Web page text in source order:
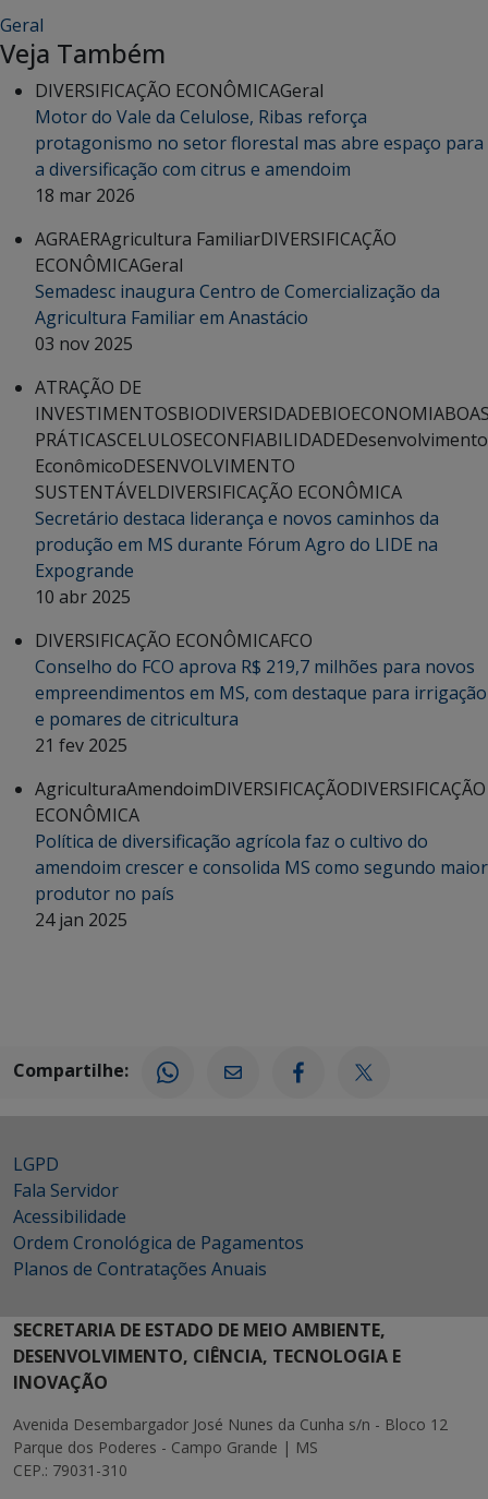
Geral
Veja Também
DIVERSIFICAÇÃO ECONÔMICAGeral
Motor do Vale da Celulose, Ribas reforça
protagonismo no setor florestal mas abre espaço para
a diversificação com citrus e amendoim
18 mar 2026
AGRAERAgricultura FamiliarDIVERSIFICAÇÃO
ECONÔMICAGeral
Semadesc inaugura Centro de Comercialização da
Agricultura Familiar em Anastácio
03 nov 2025
ATRAÇÃO DE
INVESTIMENTOSBIODIVERSIDADEBIOECONOMIA
PRÁTICASCELULOSECONFIABILIDADEDesenvolvimento
EconômicoDESENVOLVIMENTO
SUSTENTÁVELDIVERSIFICAÇÃO ECONÔMICA
Secretário destaca liderança e novos caminhos da
produção em MS durante Fórum Agro do LIDE na
Expogrande
10 abr 2025
DIVERSIFICAÇÃO ECONÔMICAFCO
Conselho do FCO aprova R$ 219,7 milhões para novos
empreendimentos em MS, com destaque para irrigação
e pomares de citricultura
21 fev 2025
AgriculturaAmendoimDIVERSIFICAÇÃODIVERSIFICAÇÃO
ECONÔMICA
Política de diversificação agrícola faz o cultivo do
amendoim crescer e consolida MS como segundo maior
produtor no país
24 jan 2025
Compartilhe:
LGPD
Fala Servidor
Acessibilidade
Ordem Cronológica de Pagamentos
Planos de Contratações Anuais
SECRETARIA DE ESTADO DE MEIO AMBIENTE,
DESENVOLVIMENTO, CIÊNCIA, TECNOLOGIA E
INOVAÇÃO
Avenida Desembargador José Nunes da Cunha s/n - Bloco 12
Parque dos Poderes - Campo Grande | MS
CEP.: 79031-310